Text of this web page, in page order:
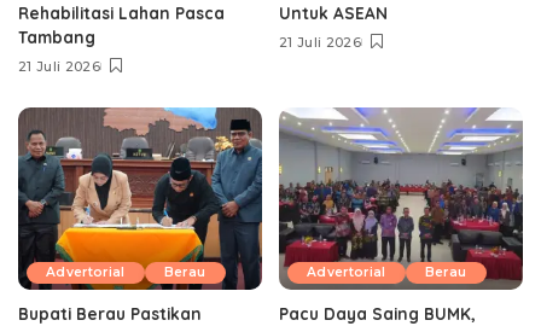
Rehabilitasi Lahan Pasca
Tambang
21 Juli 2026
Untuk ASEAN
21 Juli 2026
Advertorial Berau
Bupati Berau Pastikan
Advertorial Berau
Pacu Daya Saing BUMK,